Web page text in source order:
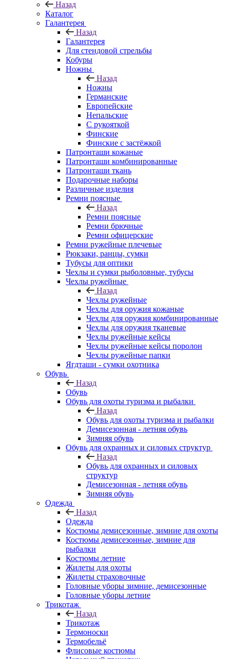
Назад
Каталог
Галантерея
Назад
Галантерея
Для стендовой стрельбы
Кобуры
Ножны
Назад
Ножны
Германские
Европейские
Непальские
С рукояткой
Финские
Финские с застёжкой
Патронташи кожаные
Патронташи комбинированные
Патронташи ткань
Подарочные наборы
Различные изделия
Ремни поясные
Назад
Ремни поясные
Ремни брючные
Ремни офицерские
Ремни ружейные плечевые
Рюкзаки, ранцы, сумки
Тубусы для оптики
Чехлы и сумки рыболовные, тубусы
Чехлы ружейные
Назад
Чехлы ружейные
Чехлы для оружия кожаные
Чехлы для оружия комбинированные
Чехлы для оружия тканевые
Чехлы ружейные кейсы
Чехлы ружейные кейсы поролон
Чехлы ружейные папки
Ягдташи - сумки охотника
Обувь
Назад
Обувь
Обувь для охоты туризма и рыбалки
Назад
Обувь для охоты туризма и рыбалки
Демисезонная - летняя обувь
Зимняя обувь
Обувь для охранных и силовых структур
Назад
Обувь для охранных и силовых
структур
Демисезонная - летняя обувь
Зимняя обувь
Одежда
Назад
Одежда
Костюмы демисезонные, зимние для охоты
Костюмы демисезонные, зимние для
рыбалки
Костюмы летние
Жилеты для охоты
Жилеты страховочные
Головные уборы зимние, демисезонные
Головные уборы летние
Трикотаж
Назад
Трикотаж
Термоноски
Термобельё
Флисовые костюмы